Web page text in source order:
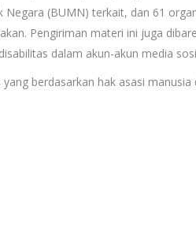
(BUMN) terkait, dan 61
Pengiriman materi ini juga
dalam akun-akun media
berdasarkan hak asasi manusia